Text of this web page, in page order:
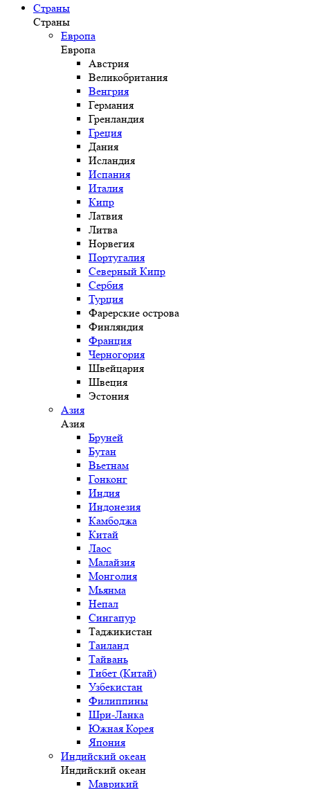
Страны
Страны
Европа
Европа
Австрия
Великобритания
Венгрия
Германия
Гренландия
Греция
Дания
Исландия
Испания
Италия
Кипр
Латвия
Литва
Норвегия
Португалия
Северный Кипр
Сербия
Турция
Фарерские острова
Финляндия
Франция
Черногория
Швейцария
Швеция
Эстония
Азия
Азия
Бруней
Бутан
Вьетнам
Гонконг
Индия
Индонезия
Камбоджа
Китай
Лаос
Малайзия
Монголия
Мьянма
Непал
Сингапур
Таджикистан
Таиланд
Тайвань
Тибет (Китай)
Узбекистан
Филиппины
Шри-Ланка
Южная Корея
Япония
Индийский океан
Индийский океан
Маврикий